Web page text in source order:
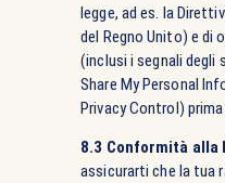
legge, ad es. la
del Regno Unito) e
(inclusi i segnali degli
Share My Personal
Privacy Control)
8.3 Conformità alla
assicurarti che la tua